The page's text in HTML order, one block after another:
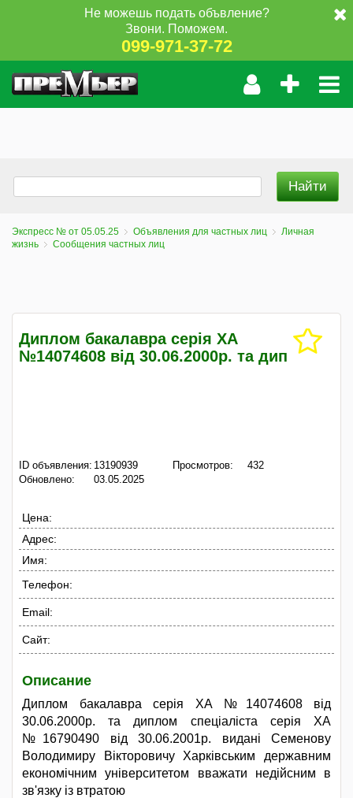
Не можешь подать объвление?
Звони. Поможем.
099-971-37-72
Экспресс № от 05.05.25 Объявления для частных лиц
Личная
жизнь
Сообщения частных лиц
Диплом бакалавра серія ХА
№14074608 від 30.06.2000р. та дип
ID объявления: 13190939
Обновлено:
03.05.2025
Просмотров: 432
Цена:
Адрес:
Имя:
Телефон:
Email:
Сайт:
Описание
Диплом бакалавра серія ХА №14074608 від
30.06.2000р. та диплом спеціаліста серія ХА
№16790490 від 30.06.2001р. видані Семенову
Володимиру Вікторовичу Харківським державним
економічним університетом вважати недійсним в
зв'язку із втратою